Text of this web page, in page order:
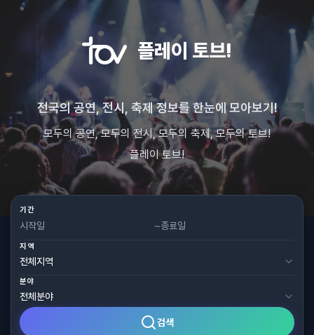
플레이 토브!
전국의 공연, 전시, 축제 정보를 한눈에 모아보기!
모두의 공연, 모두의 전시, 모두의 축제, 모두의 토브!
플레이 토브!
기간
~
지역
분야
검색